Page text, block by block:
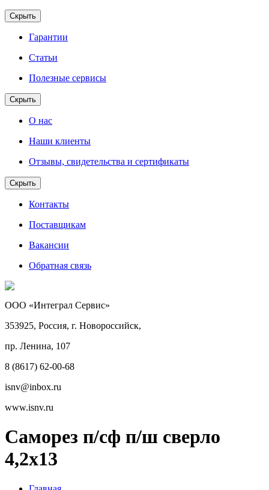
Скрыть
Гарантии
Статьи
Полезные сервисы
Скрыть
О нас
Наши клиенты
Отзывы, свидетельства и сертификаты
Скрыть
Контакты
Поставщикам
Вакансии
Обратная связь
ООО «Интеграл Сервис»
353925, Россия, г. Новороссийск,
пр. Ленина, 107
8 (8617) 62-00-68
isnv@inbox.ru
www.isnv.ru
Саморез п/сф п/ш сверло
4,2х13